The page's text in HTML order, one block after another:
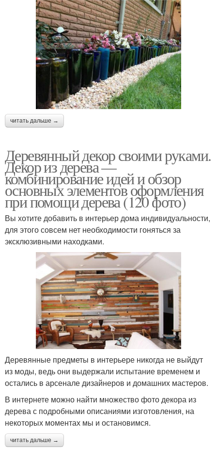
читать дальше →
Деревянный декор своими руками.
Декор из дерева —
комбинирование идей и обзор
основных элементов оформления
при помощи дерева (120 фото)
Вы хотите добавить в интерьер дома индивидуальности,
для этого совсем нет необходимости гоняться за
эксклюзивными находками.
Деревянные предметы в интерьере никогда не выйдут
из моды, ведь они выдержали испытание временем и
остались в арсенале дизайнеров и домашних мастеров.
В интернете можно найти множество фото декора из
дерева с подробными описаниями изготовления, на
некоторых моментах мы и остановимся.
читать дальше →